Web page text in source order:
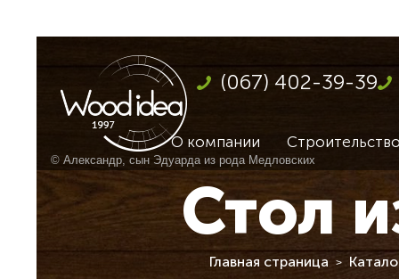
© Александр, сын Эдуарда из рода Медловских
(067) 402-39-39
О компании
Стол
Главная страница >